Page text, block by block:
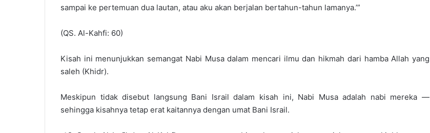
sampai ke pertemuan dua lautan, atau aku akan berjalan bertahun-tahun lamanya.’”
(QS. Al-Kahfi: 60)
Kisah ini menunjukkan semangat Nabi Musa dalam mencari ilmu dan hikmah dari hamba Allah yang
saleh (Khidr).
Meskipun tidak disebut langsung Bani Israil dalam kisah ini, Nabi Musa adalah nabi mereka —
sehingga kisahnya tetap erat kaitannya dengan umat Bani Israil.